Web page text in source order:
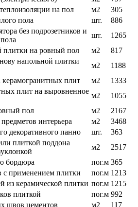
на пол
м2
305
пола
шт.
886
без подрозетников и
шт.
1265
плитки на ровный пол
м2
817
напольной плитки
м2
1188
керамогранитных плит
м2
1333
плит на выровненное
м2
1055
пол
м2
2167
интерьера
м2
3468
декоративного панно
шт.
363
плиткой поддона
м2
2517
бордюра
пог.м 365
с применением плитки
пог.м 1213
из керамической плитки пог.м 1215
плиткой
пог.м 992
швов цементов
м2
117